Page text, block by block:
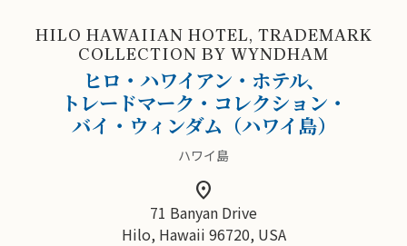
HILO HAWAIIAN HOTEL, TRADEMARK
COLLECTION BY WYNDHAM
ヒロ・ハワイアン・ホテル、
トレードマーク・コレクション・
バイ・ウィンダム（ハワイ島）
ハワイ島
location_on
71 Banyan Drive
Hilo, Hawaii 96720, USA